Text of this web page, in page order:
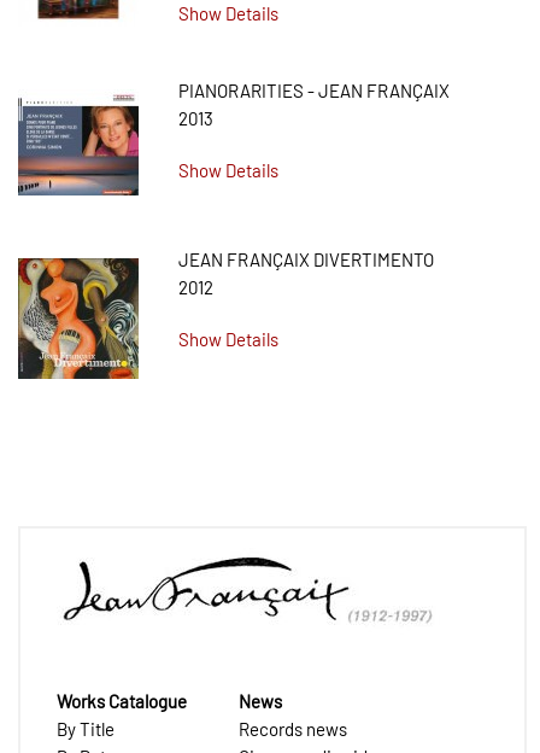
Show Details
PIANORARITIES - JEAN FRANÇAIX
2013
Show Details
JEAN FRANÇAIX DIVERTIMENTO
2012
Show Details
Works Catalogue
By Title
News
Records news